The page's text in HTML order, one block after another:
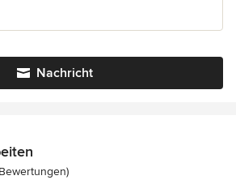
Nachricht
5 von 5 Sternen